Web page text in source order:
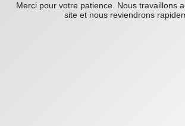
Merci pour votre patience. Nous travaillons
site et nous reviendrons